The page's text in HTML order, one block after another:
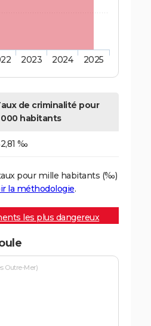
2023 2024 2025
de criminalité pour
000 habitants
‰
pour mille habitants (‰)
la méthodologie.
les plus dangereux
Outre-Mer)